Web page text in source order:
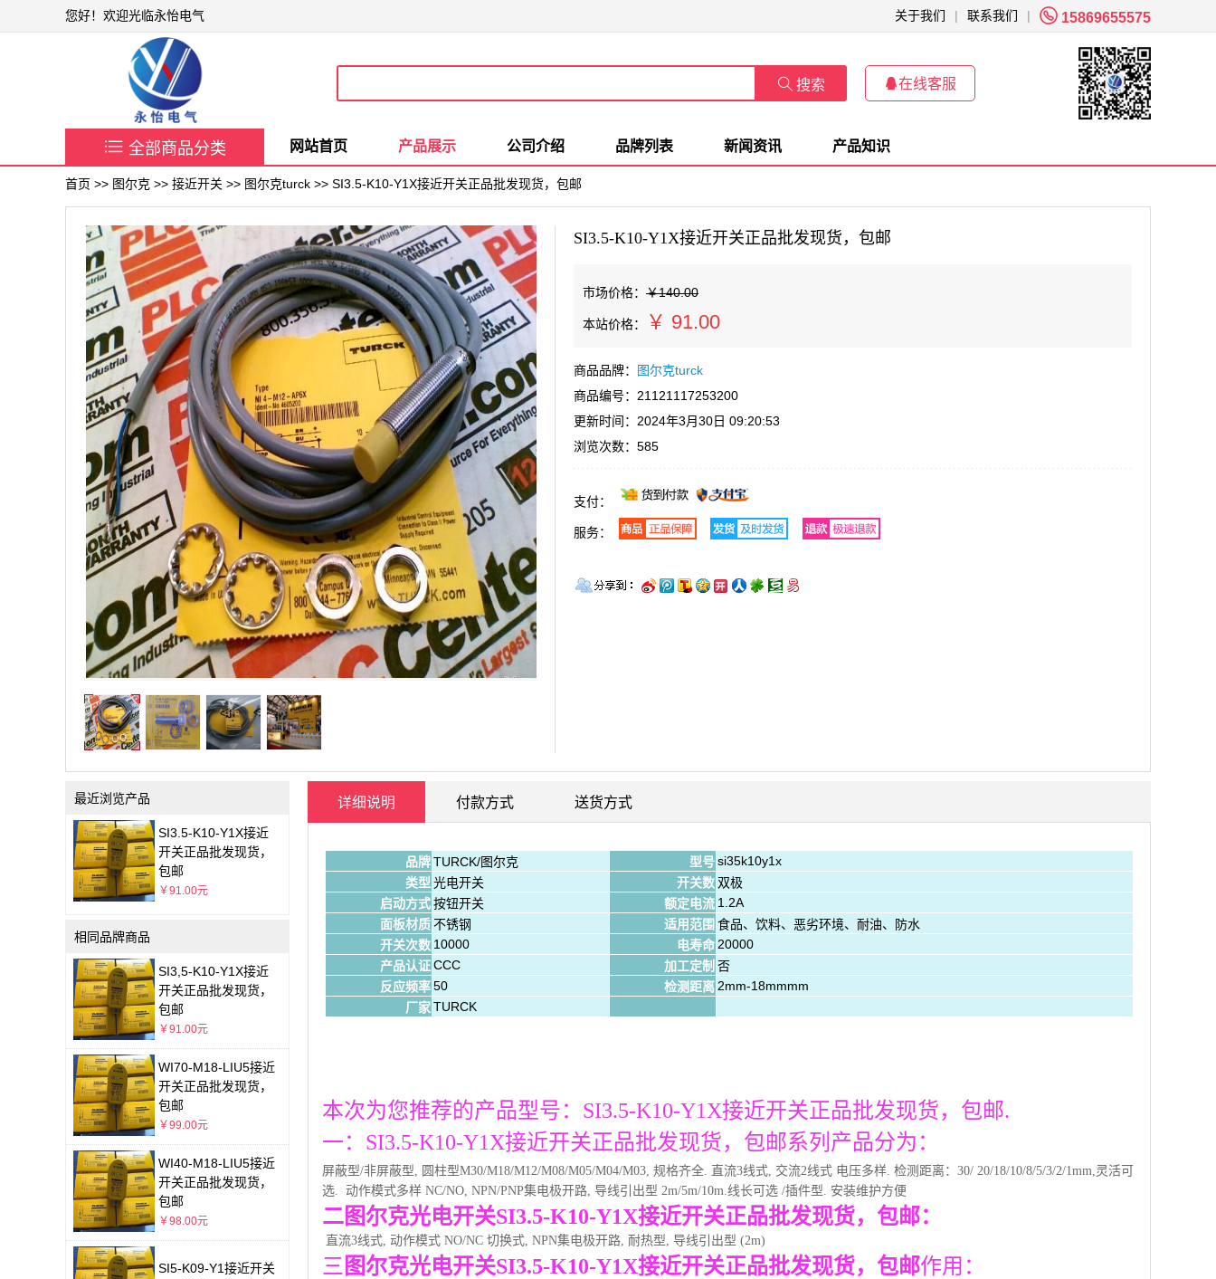
您好！欢迎光临永怡电气  15869655575
|
联系我们
|
关于我们
 搜索 在线客服
 全部商品分类 网站首页 产品展示 公司介绍 品牌列表 新闻资讯 产品知识
首页 >> 图尔克 >> 接近开关 >> 图尔克turck >> SI3.5-K10-Y1X接近开关正品批发现货，包邮
SI3.5-K10-Y1X接近开关正品批发现货，包邮
市场价格： ￥140.00
本站价格： ￥ 91.00
商品品牌：
图尔克turck
商品编号：21121117253200
更新时间：2024年3月30日 09:20:53
浏览次数： 585
支付：
服务：
最近浏览产品
SI3.5-K10-Y1X接近
开关正品批发现货，
包邮
￥91.00元
相同品牌商品
SI3,5-K10-Y1X接近
开关正品批发现货，
包邮
￥91.00元
WI70-M18-LIU5接近
开关正品批发现货，
包邮
￥99.00元
WI40-M18-LIU5接近
开关正品批发现货，
包邮
￥98.00元
SI5-K09-Y1接近开关
详细说明 付款方式 送货方式
品牌TURCK/图尔克 型号si35k10y1x
类型 光电开关 开关数双极
启动方式按钮开关 额定电流 1.2A
面板材质不锈钢 适用范围 食品、饮料、恶劣环境、耐油、防水
开关次数 10000 电寿命 20000
产品认证CCC 加工定制 否
反应频率50 检测距离 2mm-18mmmm
厂家TURCK
本次为您推荐的产品型号：SI3.5-K10-Y1X接近开关正品批发现货，包邮.
一：SI3.5-K10-Y1X接近开关正品批发现货，包邮系列产品分为：
屏蔽型/非屏蔽型, 圆柱型M30/M18/M12/M08/M05/M04/M03, 规格齐全. 直流3线式, 交流2线式 电压多样. 检测距离：30/ 20/18/10/8/5/3/2/1mm,灵活可
选. 动作模式多样 NC/NO, NPN/PNP集电极开路, 导线引出型 2m/5m/10m.线长可选 /插件型. 安装维护方便
二图尔克光电开关SI3.5-K10-Y1X接近开关正品批发现货，包邮：
直流3线式, 动作模式 NO/NC 切换式, NPN集电极开路, 耐热型, 导线引出型 (2m)
三 图尔克光电开关SI3.5-K10-Y1X接近开关正品批发现货，包邮作用：